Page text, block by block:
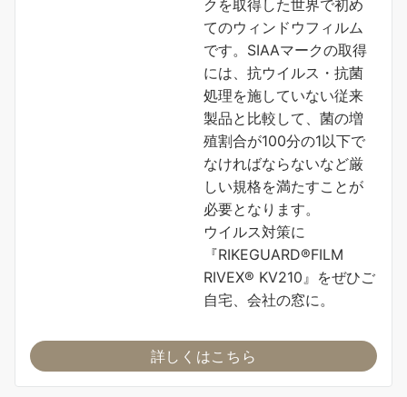
クを取得した世界で初め
てのウィンドウフィルム
です。SIAAマークの取得
には、抗ウイルス・抗菌
処理を施していない従来
製品と比較して、菌の増
殖割合が100分の1以下で
なければならないなど厳
しい規格を満たすことが
必要となります。
ウイルス対策に
『RIKEGUARD®FILM
RIVEX® KV210』をぜひご
自宅、会社の窓に。
詳しくはこちら